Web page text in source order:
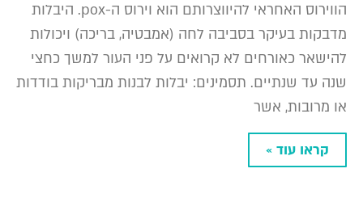
הווירוס האחראי להיווצרותם הוא וירוס ה-pox. היבלות
מדבקות בעיקר בסביבה לחה (אמבטיה, בריכה) ויכולות
להישאר כאורחים לא קרואים על פני העור למשך כחצי
שנה עד שנתיים. תסמינים: יבלות לבנות מבריקות בודדות
או מרובות, אשר
קראו עוד »